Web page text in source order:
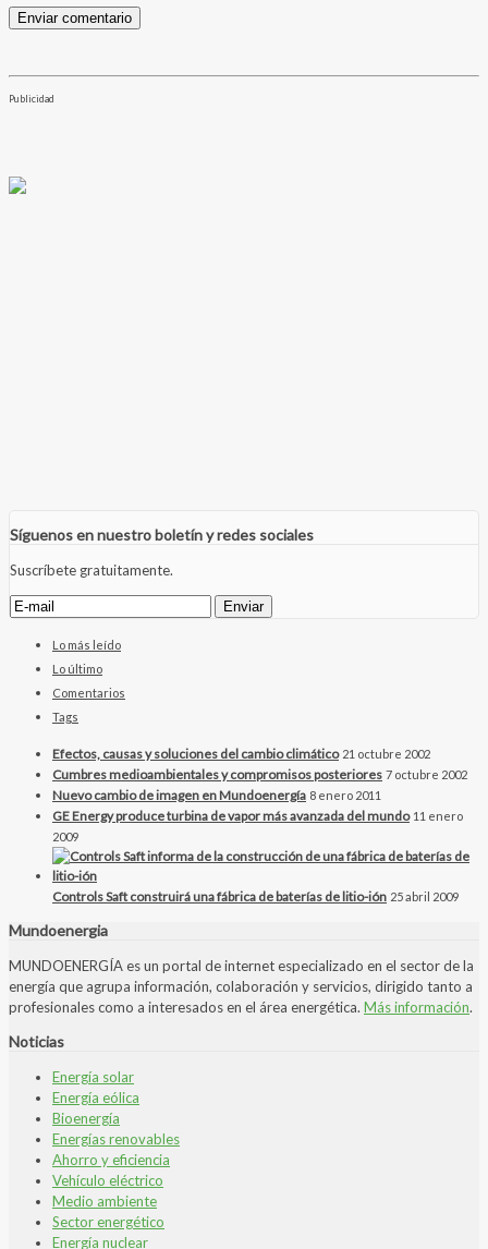
Publicidad
Síguenos en nuestro boletín y redes sociales
Suscríbete gratuitamente.
Lo más leído
Lo último
Comentarios
Tags
Efectos, causas y soluciones del cambio climático 21 octubre 2002
Cumbres medioambientales y compromisos posteriores 7 octubre 2002
Nuevo cambio de imagen en Mundoenergía 8 enero 2011
GE Energy produce turbina de vapor más avanzada del mundo 11 enero
2009
Controls Saft construirá una fábrica de baterías de litio-ión 25 abril 2009
Mundoenergia
MUNDOENERGÍA es un portal de internet especializado en el sector de la
energía que agrupa información, colaboración y servicios, dirigido tanto a
profesionales como a interesados en el área energética. Más información.
Noticias
Energía solar
Energía eólica
Bioenergía
Energías renovables
Ahorro y eficiencia
Vehículo eléctrico
Medio ambiente
Sector energético
Energía nuclear